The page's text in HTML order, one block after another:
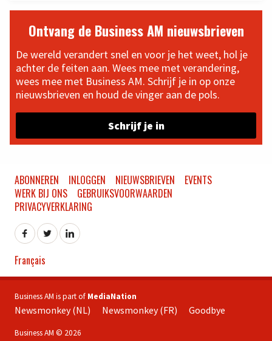
Ontvang de Business AM nieuwsbrieven
De wereld verandert snel en voor je het weet, hol je
achter de feiten aan. Wees mee met verandering,
wees mee met Business AM. Schrijf je in op onze
nieuwsbrieven en houd de vinger aan de pols.
Schrijf je in
ABONNEREN INLOGGEN NIEUWSBRIEVEN
EVENTS
WERK BIJ ONS
GEBRUIKSVOORWAARDEN
PRIVACYVERKLARING
Français
Business AM is part of MediaNation
Newsmonkey (NL) Newsmonkey (FR) Goodbye
Business AM © 2026